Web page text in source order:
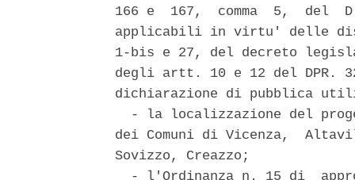
166 e  167,  comma  5,  del
applicabili in virtu' delle
1-bis e 27, del decreto
degli artt. 10 e 12 del DPR.
dichiarazione di pubblica
- la localizzazione del
dei Comuni di Vicenza,
Sovizzo, Creazzo;
- l'Ordinanza n. 15 di